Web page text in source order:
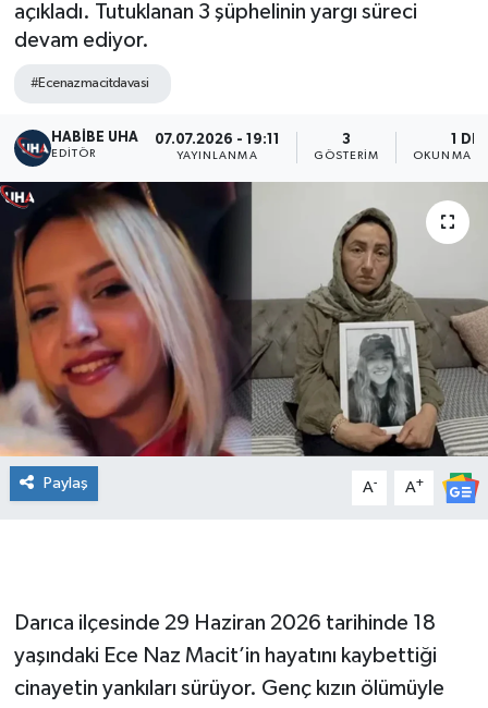
açıkladı. Tutuklanan 3 şüphelinin yargı süreci
devam ediyor.
#Ecenazmacitdavasi
HABİBE UHA
EDITÖR
07.07.2026 - 19:11
YAYINLANMA
3
GÖSTERIM
1 DK
OKUNMA
Paylaş A- A+
Darıca ilçesinde 29 Haziran 2026 tarihinde 18
yaşındaki Ece Naz Macit’in hayatını kaybettiği
cinayetin yankıları sürüyor. Genç kızın ölümüyle
Haber Arşivi